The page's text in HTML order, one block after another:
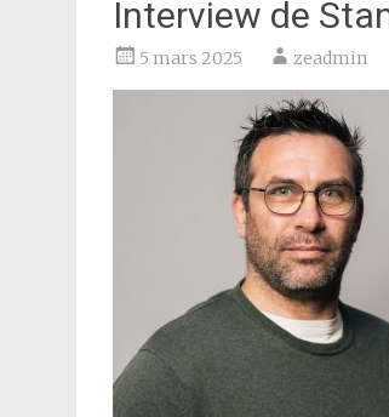
Interview de
5 mars 2025 zeadmin